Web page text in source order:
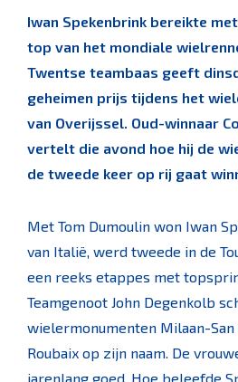
Iwan Spekenbrink bereikte
top van het mondiale
Twentse teambaas geeft
geheimen prijs tijdens het
van Overijssel. Oud-winnaar
vertelt die avond hoe hij de
de tweede keer op rij gaat
Met Tom Dumoulin won Iwan
van Italië, werd tweede in de
een reeks etappes met
Teamgenoot John Degenkolb
wielermonumenten Milaan-San
Roubaix op zijn naam. De
jarenlang goed. Hoe beleefde